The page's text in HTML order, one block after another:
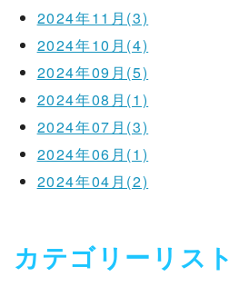
2024年11月(3)
2024年10月(4)
2024年09月(5)
2024年08月(1)
2024年07月(3)
2024年06月(1)
2024年04月(2)
カテゴリーリスト